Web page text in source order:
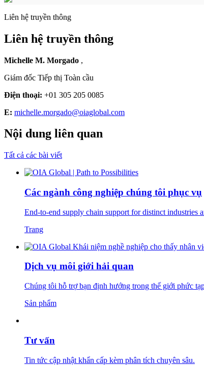
Liên hệ truyền thông
Liên hệ truyền thông
Michelle M. Morgado ,
Giám đốc Tiếp thị Toàn cầu
Điện thoại: +01 305 205 0085
E: michelle.morgado@oiaglobal.com
Nội dung liên quan
Tất cả các bài viết
Các ngành công nghiệp chúng tôi phục vụ
End-to-end supply chain support for distinct industries
Trang
Dịch vụ môi giới hải quan
Chúng tôi hỗ trợ bạn định hướng trong thế giới phức
Sản phẩm
Tư vấn
Tin tức cập nhật khẩn cấp kèm phân tích chuyên sâu.